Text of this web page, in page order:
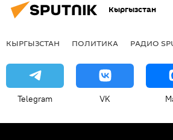
Кыргызстан
КЫРГЫЗСТАН ПОЛИТИКА РАДИО
Telegram VK